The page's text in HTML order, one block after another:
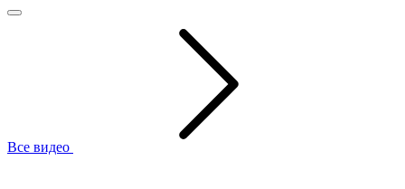
Все видео